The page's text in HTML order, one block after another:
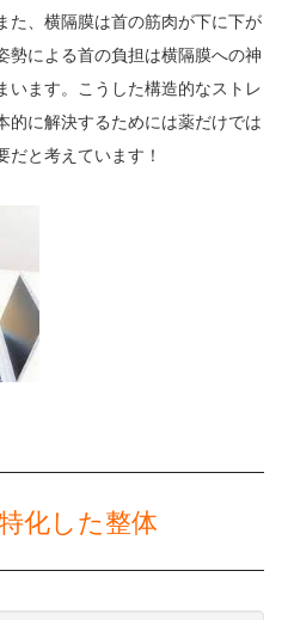
た、横隔膜は首の筋肉が下に下が
勢による首の負担は横隔膜への神
います。こうした構造的なストレ
的に解決するためには薬だけでは
だと考えています！
化した整体